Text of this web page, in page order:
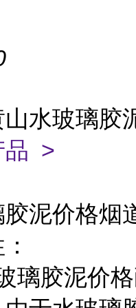
山水玻璃胶
品 >
泥价格烟
璃胶泥价